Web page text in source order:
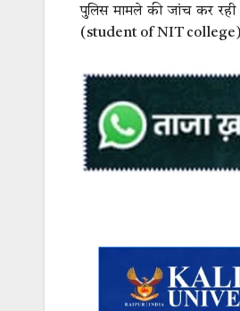
पुलिस मामले की जांच कर
(student of NIT college)